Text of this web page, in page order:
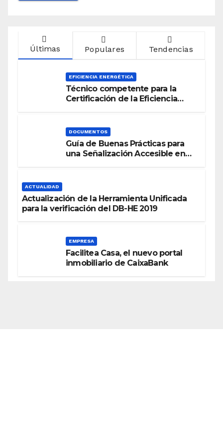
Últimas Populares Tendencias
EFICIENCIA ENERGÉTICA
Técnico competente para la
Certificación de la Eficiencia
DOCUMENTOS
Guía de Buenas Prácticas para
una Señalización Accesible en
ACTUALIDAD
Actualización de la Herramienta Unificada
para la verificación del DB-HE 2019
EMPRESA
Facilitea Casa, el nuevo portal
inmobiliario de CaixaBank